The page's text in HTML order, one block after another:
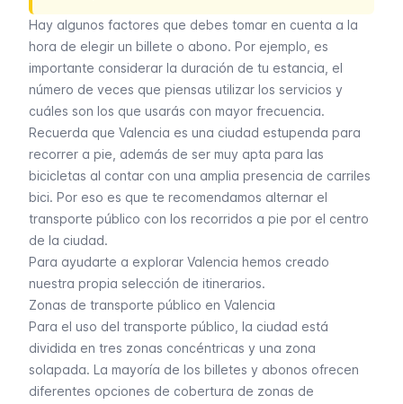
Hay algunos factores que debes tomar en cuenta a la
hora de elegir un billete o abono. Por ejemplo, es
importante considerar la duración de tu estancia, el
número de veces que piensas utilizar los servicios y
cuáles son los que usarás con mayor frecuencia.
Recuerda que Valencia es una ciudad estupenda para
recorrer a pie, además de ser muy apta para las
bicicletas al contar con una amplia presencia de carriles
bici. Por eso es que te recomendamos alternar el
transporte público con los recorridos a pie por el centro
de la ciudad.
Para ayudarte a explorar Valencia hemos creado
nuestra propia selección de itinerarios.
Zonas de transporte público en Valencia
Para el uso del transporte público, la ciudad está
dividida en tres zonas concéntricas y una zona
solapada. La mayoría de los billetes y abonos ofrecen
diferentes opciones de cobertura de zonas de